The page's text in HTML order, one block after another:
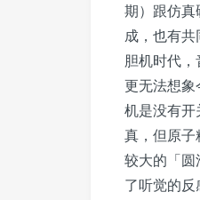
期）跟仿真
成，也有
胆机时代
更无法想象
机是没有开
真，但原子
较大的「圆
了听觉的